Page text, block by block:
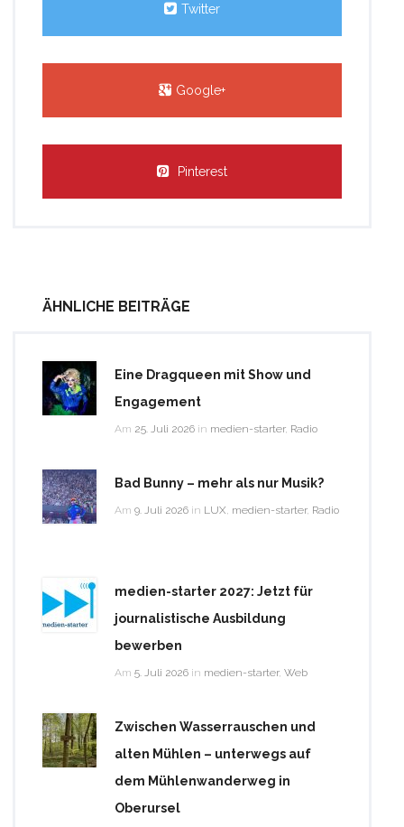
Twitter
Google+
Pinterest
ÄHNLICHE BEITRÄGE
Eine Dragqueen mit Show und
Engagement
Am 25. Juli 2026 in medien-starter, Radio
Bad Bunny – mehr als nur Musik?
Am 9. Juli 2026 in LUX medien-starter, Radio
medien-starter 2027: Jetzt für
journalistische Ausbildung
bewerben
Am 5. Juli 2026 in medien-starter, Web
Zwischen Wasserrauschen und
alten Mühlen – unterwegs auf
dem Mühlenwanderweg in
Oberursel